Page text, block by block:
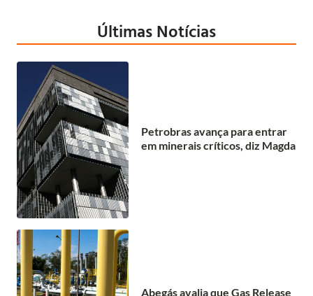
Últimas Notícias
Petrobras avança para entrar
em minerais críticos, diz Magda
Abegás avalia que Gas Release